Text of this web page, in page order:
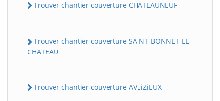
Trouver chantier couverture CHATEAUNEUF
Trouver chantier couverture SAiNT-BONNET-LE-
CHATEAU
Trouver chantier couverture AVEiZiEUX